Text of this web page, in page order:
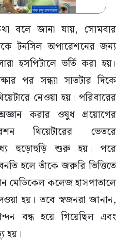
বলে জানা যায়, সোমবার
টনসিল অপারেশনের জন্য
হসপিটালে ভর্তি করা হয়।
পর সন্ধ্যা সাতটার দিকে
নেওয়া হয়। পরিবারের
করার ওষুধ প্রয়োগের
থিয়েটারের ভেতরে
হুড়োহুড়ি শুরু হয়। পরে
হলে তাঁকে জরুরি ভিত্তিতে
মেডিকেল কলেজ হাসপাতালে
হয়। তবে স্বজনরা জানান,
বন্ধ হয়ে গিয়েছিল এবং
হয়।